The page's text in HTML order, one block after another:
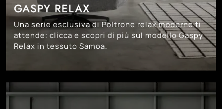
GASPY RELAX
Una serie esclusiva di Poltrone relax moderne ti
attende: clicca e scopri di più sul modello Gaspy
Relax in tessuto Samoa.